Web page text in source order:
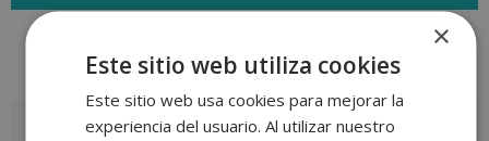
×
Este sitio web utiliza cookies
Este sitio web usa cookies para mejorar la
experiencia del usuario. Al utilizar nuestro